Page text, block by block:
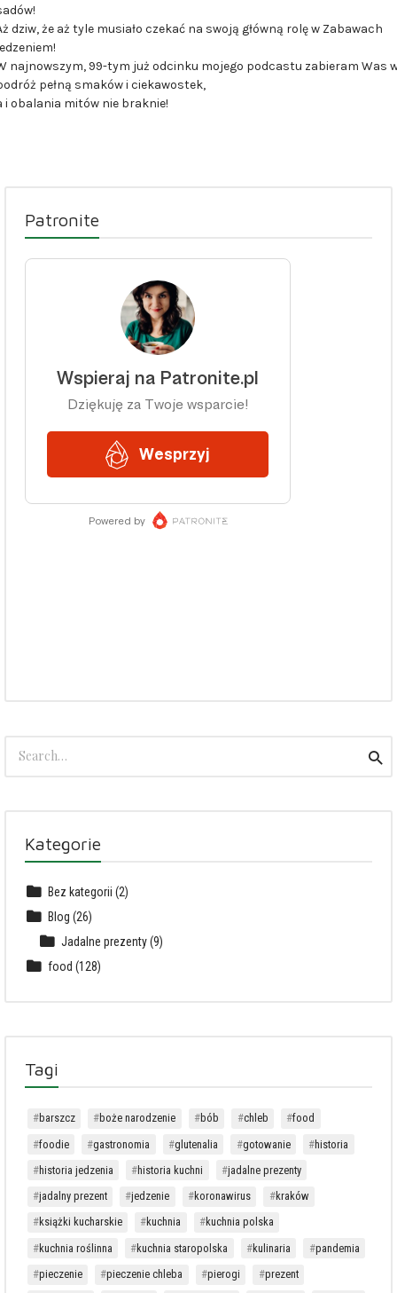
dziw, że aż tyle musiało czekać na swoją główną rolę w Zabawach
najnowszym, 99-tym już odcinku mojego podcastu zabieram Was
pełną smaków i ciekawostek,
i obalania mitów nie braknie!
Patronite
for:
Kategorie
Bez kategorii (2)
Blog (26)
Jadalne prezenty(9)
food (128)
Tagi
barszcz boże narodzenie bób chleb
food
foodie
gastronomia glutenalia gotowanie
historia
historia jedzenia
historia kuchni
jadalne prezenty
jadalny prezent
jedzenie koronawirus
kraków
książki kucharskie
kuchnia
kuchnia polska
kuchnia roślinna
kuchnia staropolska kulinaria
pandemia
pieczenie
pieczenie chleba pierogi
prezent